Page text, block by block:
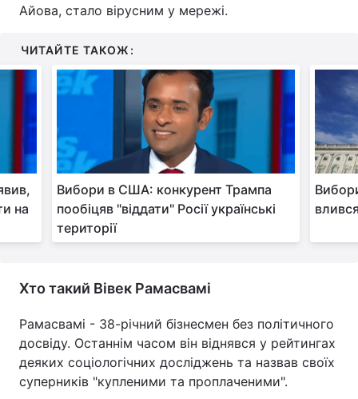
Айова, стало вірусним у мережі.
ЧИТАЙТЕ ТАКОЖ:
на
Вибори в США: конкурент Трампа
пообіцяв "віддати" Росії українські
території
Хто такий Вівек Рамасвамі
Рамасвамі - 38-річний бізнесмен без політичного
досвіду. Останнім часом він віднявся у рейтингах
деяких соціологічних досліджень та назвав своїх
суперників "купленими та проплаченими".